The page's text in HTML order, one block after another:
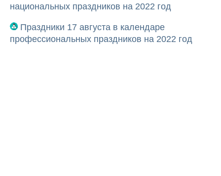
национальных праздников на 2022 год
Праздники 17 августа в календаре
профессиональных праздников на 2022 год